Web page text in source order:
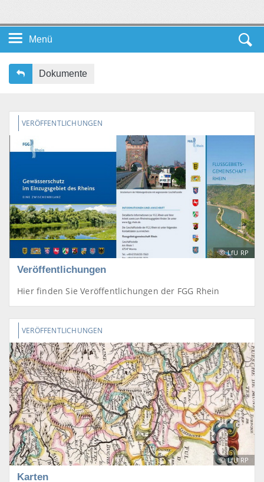
Menü
Startseite DE
Service
Dokumente
VERÖFFENTLICHUNGEN
©LfU RP
Veröffentlichungen
Hier finden Sie Veröffentlichungen der FGG Rhein
VERÖFFENTLICHUNGEN
©LfU RP
Karten